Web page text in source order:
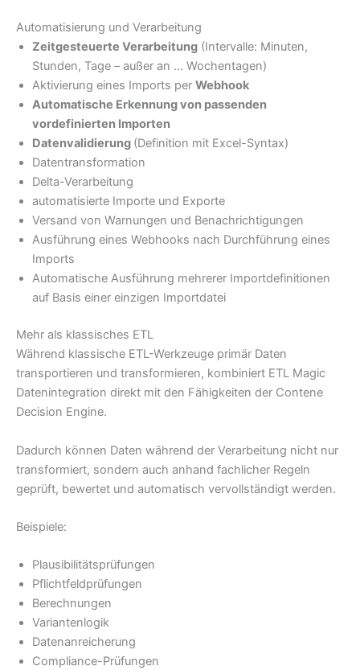
Automatisierung und Verarbeitung
Zeitgesteuerte Verarbeitung (Intervalle: Minuten,
Stunden, Tage – außer an … Wochentagen)
Aktivierung eines Imports per Webhook
Automatische Erkennung von passenden
vordefinierten Importen
Datenvalidierung (Definition mit Excel-Syntax)
Datentransformation
Delta-Verarbeitung
automatisierte Importe und Exporte
Versand von Warnungen und Benachrichtigungen
Ausführung eines Webhooks nach Durchführung eines
Imports
Automatische Ausführung mehrerer Importdefinitionen
auf Basis einer einzigen Importdatei
Mehr als klassisches ETL
Während klassische ETL-Werkzeuge primär Daten
transportieren und transformieren, kombiniert ETL Magic
Datenintegration direkt mit den Fähigkeiten der Contene
Decision Engine.
Dadurch können Daten während der Verarbeitung nicht nur
transformiert, sondern auch anhand fachlicher Regeln
geprüft, bewertet und automatisch vervollständigt werden.
Beispiele:
Plausibilitätsprüfungen
Pflichtfeldprüfungen
Berechnungen
Variantenlogik
Datenanreicherung
Compliance-Prüfungen